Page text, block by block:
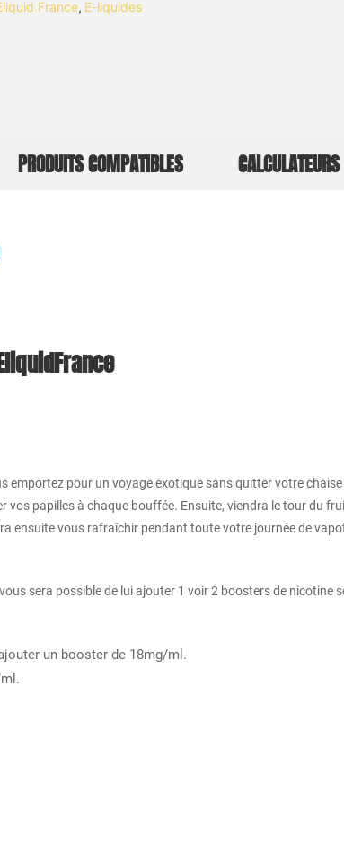
France, E-liquides
PRODUITS COMPATIBLES CALCULATEURS
emportez pour un voyage exotique sans quitter votre
papilles à chaque bouffée. Ensuite, viendra le tour du
ensuite vous rafraîchir pendant toute votre journée de
sera possible de lui ajouter 1 voir 2 boosters de nicotine
un booster de 18mg/ml.